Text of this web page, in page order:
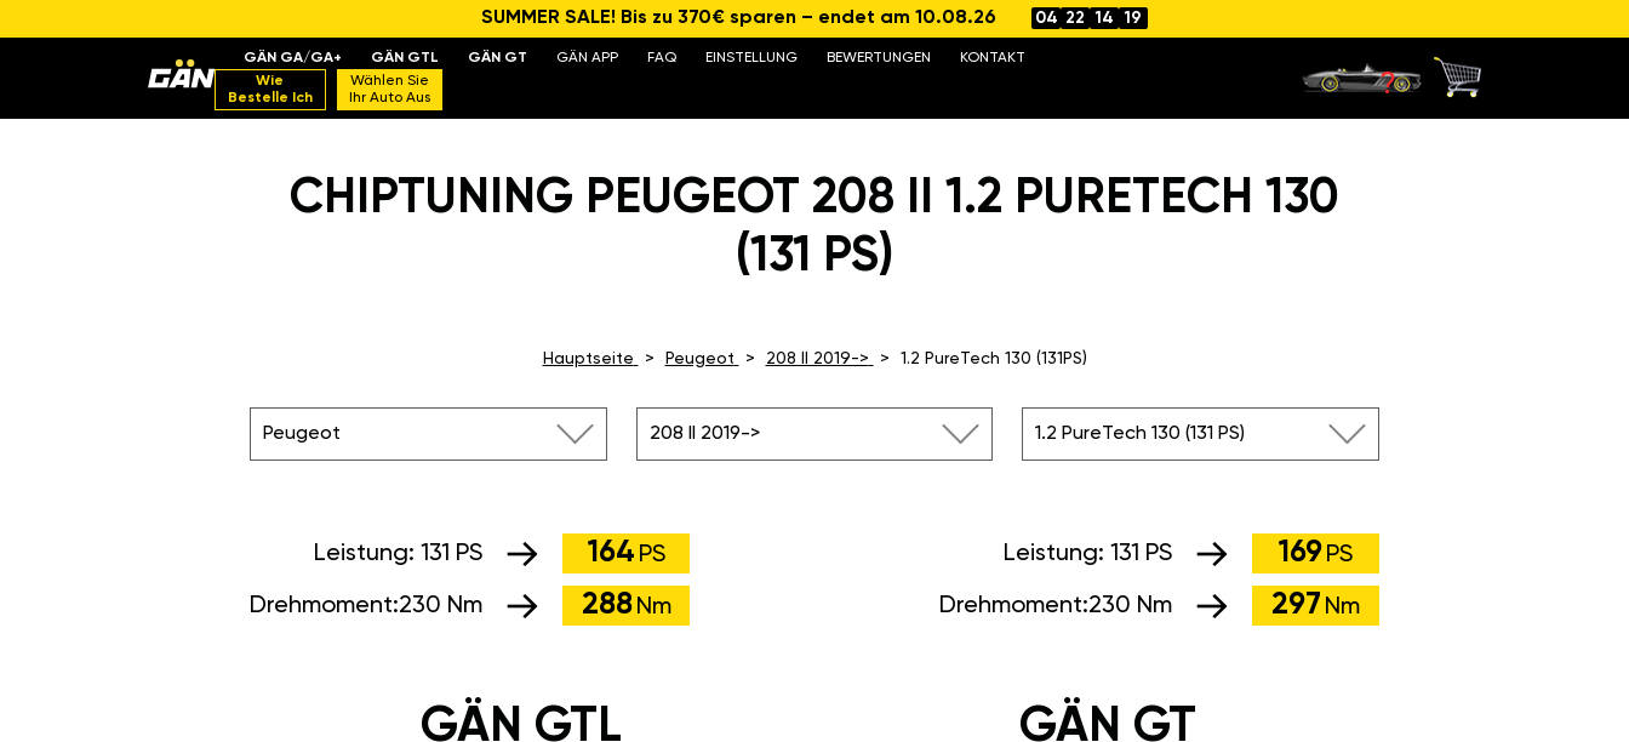
SUMMER SALE! Bis zu 370€ sparen – endet am 10.08.26 04 22 14 18
GÄN GA/GA+ GÄN GTL GÄN GT GÄN APP FAQ EINSTELLUNG BEWERTUNGEN
KONTAKT
Wie
Bestelle Ich
Wählen Sie
Ihr Auto Aus
CHIPTUNING PEUGEOT 208 II 1.2 PURETECH 130
(131 PS)
Hauptseite Peugeot 208 II 2019-> 1.2 PureTech 130 (131PS)
Peugeot 208 II 2019-> 1.2 PureTech 130 (131 PS)
Leistung: 131 PS 169 PS
Drehmoment:230 Nm 297 Nm
Leistung: 131 PS 164 PS
Drehmoment:230 Nm 288 Nm
GÄN GT
GÄN GTL